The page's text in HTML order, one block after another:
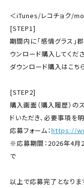
＜iTunes/レコチョク/
[STEP1]
期間内に「感情グラス」
ウンロード購入してくださ
ダウンロード購入はこちら
[STEP2]
購入画面（購入履歴）の
ドいただき、必要事項を
応募フォーム：https://
※応募期間：2026年4
で
以上で応募完了となりま